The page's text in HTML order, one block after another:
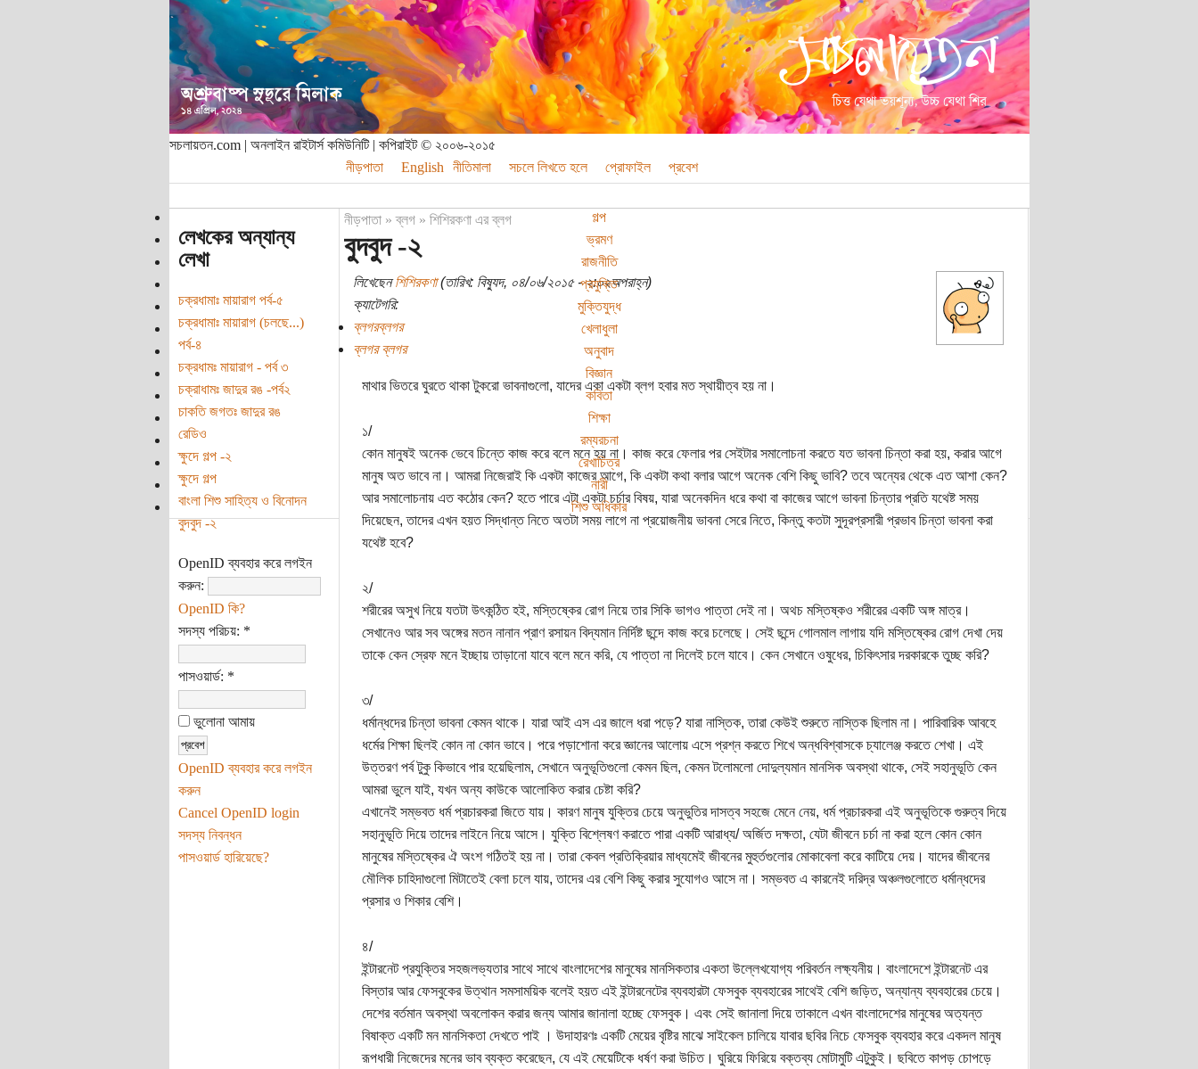
সচলায়তন.com | অনলাইন রাইটার্স কমিউনিটি | কপিরাইট © ২০০৬-২০১৫
নীড়পাতা
English নীতিমালা সচলে লিখতে হলে প্রোফাইল প্রবেশ
গল্প
ভ্রমণ
রাজনীতি
প্রযুক্তি
মুক্তিযুদ্ধ
খেলাধুলা
অনুবাদ
বিজ্ঞান
কবিতা
শিক্ষা
রম্যরচনা
রেখাচিত্র
নারী
শিশু অধিকার
লেখকের অন্যান্য
লেখা
চক্রধামাঃ মায়ারাগ পর্ব-৫
চক্রধামাঃ মায়ারাগ (চলছে...)
পর্ব-৪
চক্রধামঃ মায়ারাগ - পর্ব ৩
চক্রাধামঃ জাদুর রঙ -পর্ব২
চাকতি জগতঃ জাদুর রঙ
রেডিও
ক্ষুদে গল্প -২
ক্ষুদে গল্প
বাংলা শিশু সাহিত্য ও বিনোদন
বুদবুদ -২
OpenID ব্যবহার করে লগইন
করুন:
OpenID কি?
সদস্য পরিচয়: *
পাসওয়ার্ড: *
ভুলোনা আমায়
OpenID ব্যবহার করে লগইন
করুন
Cancel OpenID login
সদস্য নিবন্ধন
পাসওয়ার্ড হারিয়েছে?
নীড়পাতা»ব্লগ» শিশিরকণা এর ব্লগ
বুদবুদ -২
লিখেছেনশিশিরকণা(তারিখ: বিষ্যুদ, ০৪/০৬/২০১৫ - ২:০২অপরাহ্ন)
ক্যাটেগরি:
ব্লগরব্লগর
ব্লগর ব্লগর
মাথার ভিতরে ঘুরতে থাকা টুকরো ভাবনাগুলো, যাদের একা একটা ব্লগ হবার মত স্থায়ীত্ব হয় না।
১/
কোন মানুষই অনেক ভেবে চিন্তে কাজ করে বলে মনে হয় না। কাজ করে ফেলার পর সেইটার সমালোচনা করতে যত ভাবনা চিন্তা করা হয়, করার আগে
মানুষ অত ভাবে না। আমরা নিজেরাই কি একটা কাজের আগে, কি একটা কথা বলার আগে অনেক বেশি কিছু ভাবি? তবে অন্যের থেকে এত আশা কেন?
আর সমালোচনায় এত কঠোর কেন? হতে পারে এটা একটা চর্চার বিষয়, যারা অনেকদিন ধরে কথা বা কাজের আগে ভাবনা চিন্তার প্রতি যথেষ্ট সময়
দিয়েছেন, তাদের এখন হয়ত সিদ্ধান্ত নিতে অতটা সময় লাগে না প্রয়োজনীয় ভাবনা সেরে নিতে, কিন্তু কতটা সুদূরপ্রসারী প্রভাব চিন্তা ভাবনা করা
যথেষ্ট হবে?
২/
শরীরের অসুখ নিয়ে যতটা উৎকন্ঠিত হই, মস্তিষ্কের রোগ নিয়ে তার সিকি ভাগও পাত্তা দেই না। অথচ মস্তিষ্কও শরীরের একটি অঙ্গ মাত্র।
সেখানেও আর সব অঙ্গের মতন নানান প্রাণ রসায়ন বিদ্যমান নির্দিষ্ট ছন্দে কাজ করে চলেছে। সেই ছন্দে গোলমাল লাগায় যদি মস্তিষ্কের রোগ দেখা দেয়
তাকে কেন স্রেফ মনে ইচ্ছায় তাড়ানো যাবে বলে মনে করি, যে পাত্তা না দিলেই চলে যাবে। কেন সেখানে ওষুধের, চিকিৎসার দরকারকে তুচ্ছ করি?
৩/
ধর্মান্ধদের চিন্তা ভাবনা কেমন থাকে। যারা আই এস এর জালে ধরা পড়ে? যারা নাস্তিক, তারা কেউই শুরুতে নাস্তিক ছিলাম না। পারিবারিক আবহে
ধর্মের শিক্ষা ছিলই কোন না কোন ভাবে। পরে পড়াশোনা করে জ্ঞানের আলোয় এসে প্রশ্ন করতে শিখে অন্ধবিশ্বাসকে চ্যালেঞ্জ করতে শেখা। এই
উত্তরণ পর্ব টুকু কিভাবে পার হয়েছিলাম, সেখানে অনুভূতিগুলো কেমন ছিল, কেমন টলোমলো দোদুল্যমান মানসিক অবস্থা থাকে, সেই সহানুভূতি কেন
আমরা ভুলে যাই, যখন অন্য কাউকে আলোকিত করার চেষ্টা করি?
এখানেই সম্ভবত ধর্ম প্রচারকরা জিতে যায়। কারণ মানুষ যুক্তির চেয়ে অনুভুতির দাসত্ব সহজে মেনে নেয়, ধর্ম প্রচারকরা এই অনুভূতিকে গুরুত্ব দিয়ে
সহানুভূতি দিয়ে তাদের লাইনে নিয়ে আসে। যুক্তি বিশ্লেষণ করাতে পারা একটি আরাধ্য/ অর্জিত দক্ষতা, যেটা জীবনে চর্চা না করা হলে কোন কোন
মানুষের মস্তিষ্কের ঐ অংশ গঠিতই হয় না। তারা কেবল প্রতিক্রিয়ার মাধ্যমেই জীবনের মুহুর্তগুলোর মোকাবেলা করে কাটিয়ে দেয়। যাদের জীবনের
মৌলিক চাহিদাগুলো মিটাতেই বেলা চলে যায়, তাদের এর বেশি কিছু করার সুযোগও আসে না। সম্ভবত এ কারনেই দরিদ্র অঞ্চলগুলোতে ধর্মান্ধদের
প্রসার ও শিকার বেশি।
৪/
ইন্টারনেট প্রযুক্তির সহজলভ্যতার সাথে সাথে বাংলাদেশের মানুষের মানসিকতার একতা উল্লেখযোগ্য পরিবর্তন লক্ষ্যনীয়। বাংলাদেশে ইন্টারনেট এর
বিস্তার আর ফেসবুকের উত্থান সমসাময়িক বলেই হয়ত এই ইন্টারনেটের ব্যবহারটা ফেসবুক ব্যবহারের সাথেই বেশি জড়িত, অন্যান্য ব্যবহারের চেয়ে।
দেশের বর্তমান অবস্থা অবলোকন করার জন্য আমার জানালা হচ্ছে ফেসবুক। এবং সেই জানালা দিয়ে তাকালে এখন বাংলাদেশের মানুষের অত্যন্ত
বিষাক্ত একটি মন মানসিকতা দেখতে পাই । উদাহারণঃ একটি মেয়ের বৃষ্টির মাঝে সাইকেল চালিয়ে যাবার ছবির নিচে ফেসবুক ব্যবহার করে একদল মানুষ
রূপধারী নিজেদের মনের ভাব ব্যক্ত করেছেন, যে এই মেয়েটিকে ধর্ষণ করা উচিত। ঘুরিয়ে ফিরিয়ে বক্তব্য মোটামুটি এটুকুই। ছবিতে কাপড় চোপড়ে